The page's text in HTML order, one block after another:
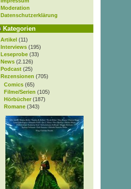
Moderation
Datenschutzerklärung
Kategorien
Artikel (11)
Interviews (195)
Leseprobe (33)
News (2.126)
Podcast (25)
Rezensionen (705)
Comics (65)
Filme/Serien (105)
Hörbücher (187)
Romane (343)